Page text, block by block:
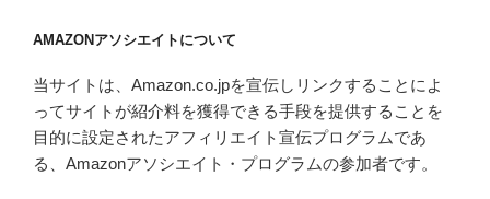
ブ
AMAZONアソシエイトについて
当サイトは、Amazon.co.jpを宣伝しリンクすることによ
ってサイトが紹介料を獲得できる手段を提供することを
目的に設定されたアフィリエイト宣伝プログラムであ
る、Amazonアソシエイト・プログラムの参加者です。